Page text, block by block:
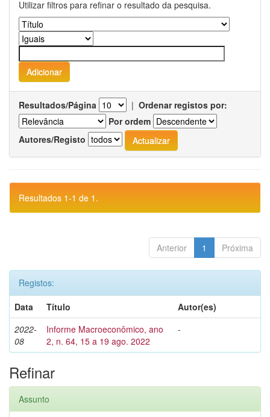
Utilizar filtros para refinar o resultado da pesquisa.
Resultados/Página | Ordenar registos por:
Por ordem
Autores/Registo
Resultados 1-1 de 1.
Anterior 1 Próxima
Registos:
Data
Título
Autor(es)
2022-
08
Informe Macroeconômico, ano
2, n. 64, 15 a 19 ago. 2022
-
Refinar
Assunto